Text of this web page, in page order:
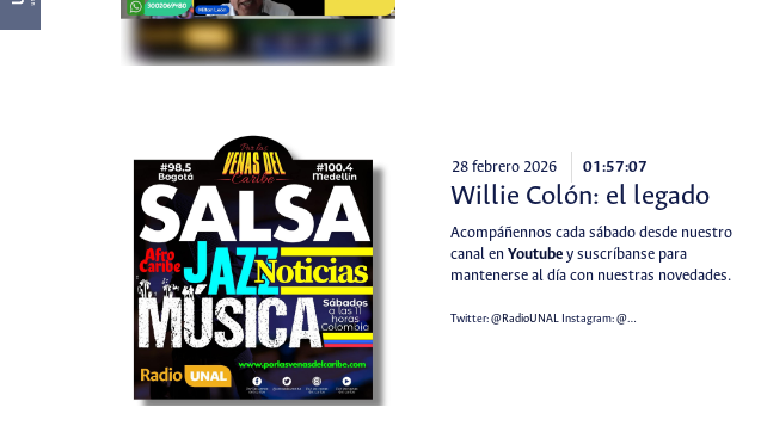
28 febrero 2026 01:57:07
Willie Colón: el legado
Acompáñennos cada sábado desde nuestro
canal enYoutube y suscríbanse para
mantenerse al día con nuestras novedades.
Twitter:@RadioUNAL Instagram:@…